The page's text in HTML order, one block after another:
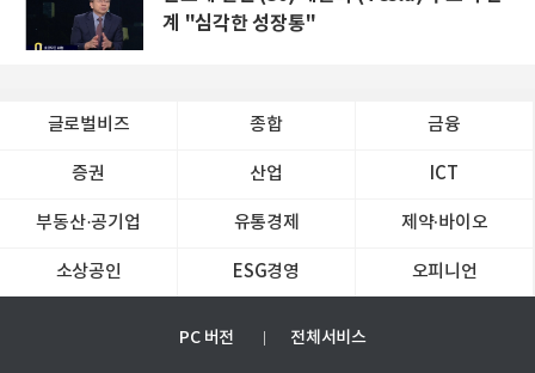
계 "심각한 성장통"
글로벌비즈 종합 금융
증권 산업 ICT
부동산·공기업 유통경제 제약∙바이오
소상공인 ESG경영 오피니언
PC 버전 전체서비스